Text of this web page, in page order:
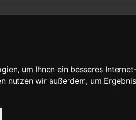
um Ihnen ein besseres
nutzen wir außerdem, um